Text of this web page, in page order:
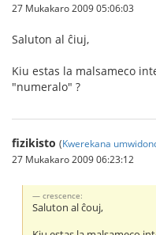
27 Mukakaro 2009 05:06:03
Saluton al ĉiuj,
Kiu estas la malsameco
"numeralo" ?
fizikisto (Kwerekana
27 Mukakaro 2009 06:23:12
crescence:
Saluton al ĉouj,